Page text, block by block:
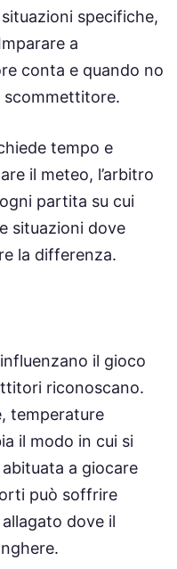
specifiche,
a
conta e quando no
scommettitore.
tempo e
il meteo, l’arbitro
partita su cui
situazioni dove
la differenza.
il gioco
riconoscano.
temperature
il modo in cui si
a giocare
può soffrire
dove il